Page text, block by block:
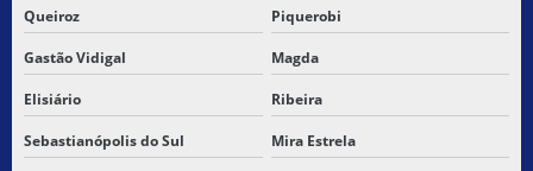
Queiroz Piquerobi
Gastão Vidigal Magda
Elisiário Ribeira
Sebastianópolis do Sul Mira Estrela